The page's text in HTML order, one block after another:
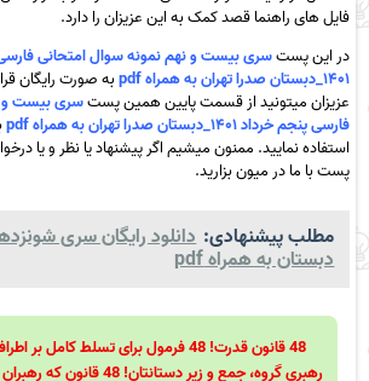
فایل های راهنما قصد کمک به این عزیزان را دارد.
در این پستسری بیست و نهم نمونه سوال امتحانی
۱۴۰۱_دبستان صدرا تهران به همراه pdf
به صورت رایگان
عزیزان میتونید از قسمت پایین همین پستسری بیست و
فارسی پنجم خرداد ۱۴۰۱_دبستان صدرا تهران به همراه pdf
استفاده نمایید. ممنون میشیم اگر پیشنهاد یا نظر و یا
پست با ما در میون بزارید.
مطلب پیشنهادی: دانلود رایگان سری
دبستان به همراه pdf
رهبری گروه، جمع و زیر